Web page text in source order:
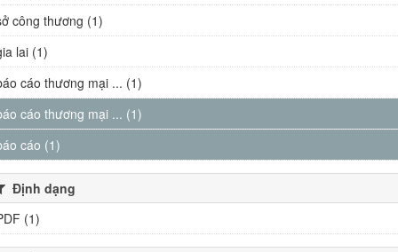
công thương (1)
lai (1)
cáo thương mại ... (1)
cáo thương mại ... (1)
cáo (1)
Định dạng
(1)